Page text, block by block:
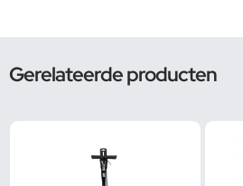
Gerelateerde producten